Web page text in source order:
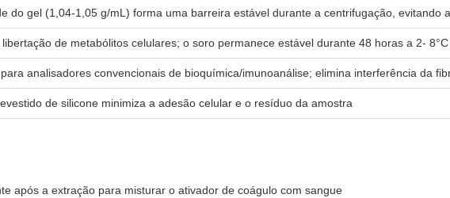
do gel (1,04-1,05 g/mL) forma uma barreira estável durante a centrifugação, evitando
libertação de metabólitos celulares; o soro permanece estável durante 48 horas a 2- 8°C
analisadores convencionais de bioquímica/imunoanálise; elimina interferência da
de silicone minimiza a adesão celular e o resíduo da amostra
após a extração para misturar o ativador de coágulo com sangue